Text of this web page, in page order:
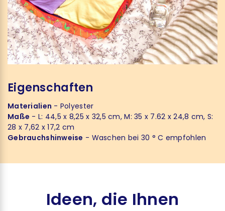
Eigenschaften
Materialien - Polyester
Maße - L: 44,5 x 8,25 x 32,5 cm, M: 35 x 7.62 x 24,8 cm, S:
28 x 7,62 x 17,2 cm
Gebrauchshinweise - Waschen bei 30 ° C empfohlen
Ideen, die Ihnen